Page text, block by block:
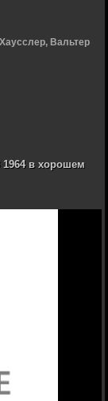
Вальтер
в хорошем